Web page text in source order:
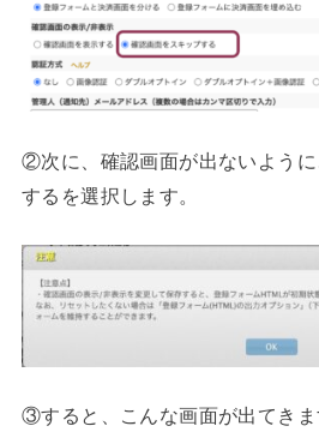
②次に、確認画面が出ないよう
するを選択します。
③すると、こんな画面が出てき